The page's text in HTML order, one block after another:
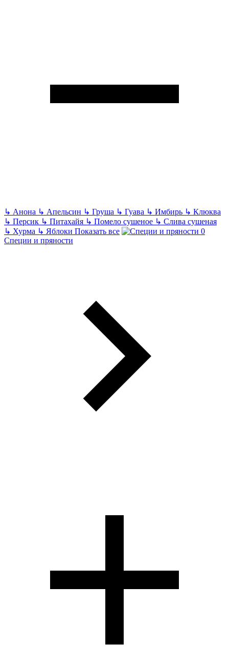
↳ Анона ↳ Апельсин ↳ Груша ↳ Гуава ↳ Имбирь ↳ Клюква
↳ Персик ↳ Питахайя ↳ Помело сушеное ↳ Слива сушеная
↳ Хурма ↳ Яблоки Показать все
Специи и пряности